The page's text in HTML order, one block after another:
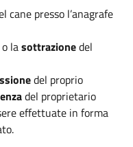
cane presso l’anagrafe
o lasottrazionedel
del proprio
del proprietario
effettuate in forma